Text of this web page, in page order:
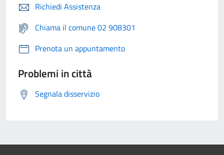
Richiedi Assistenza
Chiama il comune 02 908301
Prenota un appuntamento
Problemi in città
Segnala disservizio